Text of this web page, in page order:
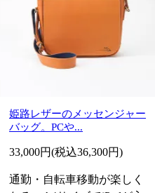
姫路レザーのメッセンジャー
バッグ。PCや...
33,000円(税込36,300円)
通勤・自転車移動が楽しく